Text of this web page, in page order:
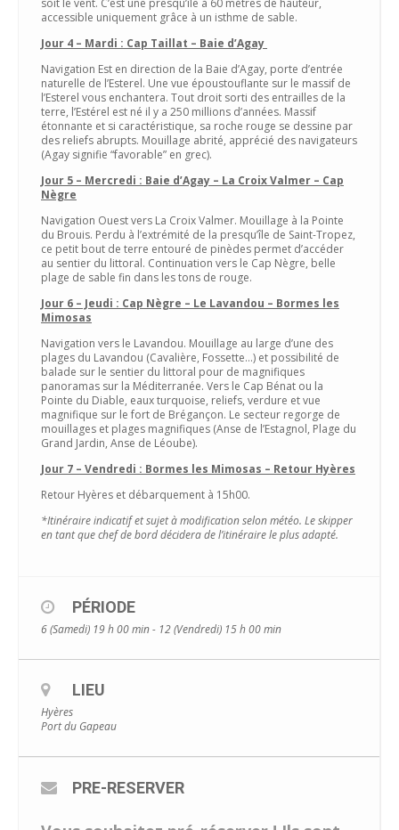
soit le vent. C’est une presqu’île à 60 mètres de hauteur,
accessible uniquement grâce à un isthme de sable.
Jour 4 – Mardi : Cap Taillat – Baie d’Agay
Navigation Est en direction de la Baie d’Agay, porte d’entrée
naturelle de l’Esterel. Une vue époustouflante sur le massif de
l’Esterel vous enchantera. Tout droit sorti des entrailles de la
terre, l’Estérel est né il y a 250 millions d’années. Massif
étonnante et si caractéristique, sa roche rouge se dessine par
des reliefs abrupts. Mouillage abrité, apprécié des navigateurs
(Agay signifie “favorable” en grec).
Jour 5 – Mercredi : Baie d’Agay – La Croix Valmer – Cap
Nègre
Navigation Ouest vers La Croix Valmer. Mouillage à la Pointe
du Brouis. Perdu à l’extrémité de la presqu’île de Saint-Tropez,
ce petit bout de terre entouré de pinèdes permet d’accéder
au sentier du littoral. Continuation vers le Cap Nègre, belle
plage de sable fin dans les tons de rouge.
Jour 6 – Jeudi : Cap Nègre – Le Lavandou – Bormes les
Mimosas
Navigation vers le Lavandou. Mouillage au large d’une des
plages du Lavandou (Cavalière, Fossette…) et possibilité de
balade sur le sentier du littoral pour de magnifiques
panoramas sur la Méditerranée. Vers le Cap Bénat ou la
Pointe du Diable, eaux turquoise, reliefs, verdure et vue
magnifique sur le fort de Brégançon. Le secteur regorge de
mouillages et plages magnifiques (Anse de l’Estagnol, Plage du
Grand Jardin, Anse de Léoube).
Jour 7 – Vendredi : Bormes les Mimosas – Retour Hyères
Retour Hyères et débarquement à 15h00.
*Itinéraire indicatif et sujet à modification selon météo. Le skipper
en tant que chef de bord décidera de l’itinéraire le plus adapté.
PÉRIODE
6 (Samedi) 19 h 00 min - 12 (Vendredi) 15 h 00 min
LIEU
Hyères
Port du Gapeau
PRE-RESERVER